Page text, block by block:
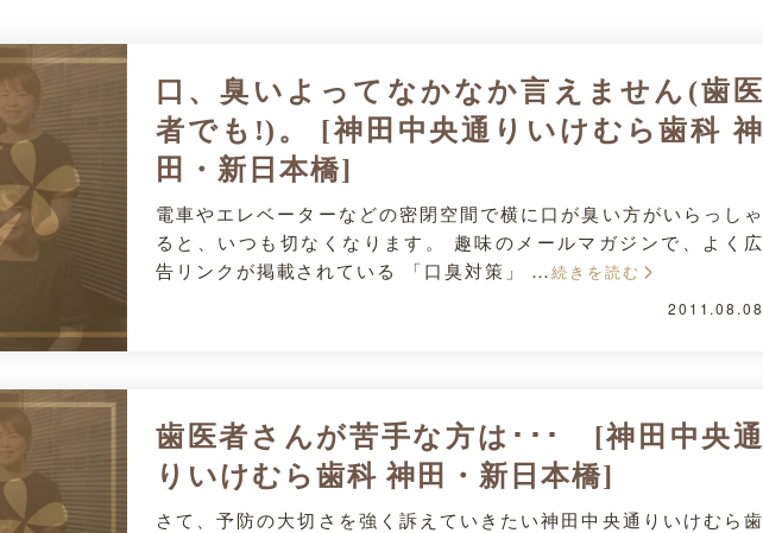
口、臭いよってなかなか言えません(歯医
者でも!)。 [神田中央通りいけむら歯科 神
田・新日本橋]
電車やエレベーターなどの密閉空間で横に口が臭い方がいらっしゃ
ると、いつも切なくなります。 趣味のメールマガジンで、よく広
告リンクが掲載されている 「口臭対策」 …続きを読む
2011.08.08
歯医者さんが苦手な方は･･･ [神田中央通
りいけむら歯科 神田・新日本橋]
さて、予防の大切さを強く訴えていきたい神田中央通りいけむら歯